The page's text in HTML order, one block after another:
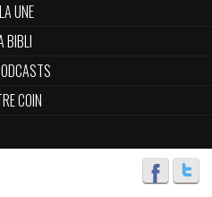
UNE
BIBLI
COIN